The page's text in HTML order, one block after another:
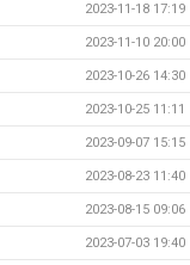
2023-11-18 17:19
2023-11-10 20:00
2023-10-26 14:30
2023-10-25 11:11
2023-09-07 15:15
2023-08-23 11:40
2023-08-15 09:06
2023-07-03 19:40